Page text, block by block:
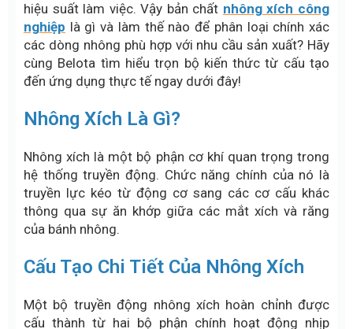
hiệu suất làm việc. Vậy bản chất nhông xích công
nghiệp là gì và làm thế nào để phân loại chính xác
các dòng nhông phù hợp với nhu cầu sản xuất? Hãy
cùng Belota tìm hiểu trọn bộ kiến thức từ cấu tạo
đến ứng dụng thực tế ngay dưới đây!
Nhông Xích Là Gì?
Nhông xích là một bộ phận cơ khí quan trọng trong
hệ thống truyền động. Chức năng chính của nó là
truyền lực kéo từ động cơ sang các cơ cấu khác
thông qua sự ăn khớp giữa các mắt xích và răng
của bánh nhông.
Cấu Tạo Chi Tiết Của Nhông Xích
Một bộ truyền động nhông xích hoàn chỉnh được
cấu thành từ hai bộ phận chính hoạt động nhịp